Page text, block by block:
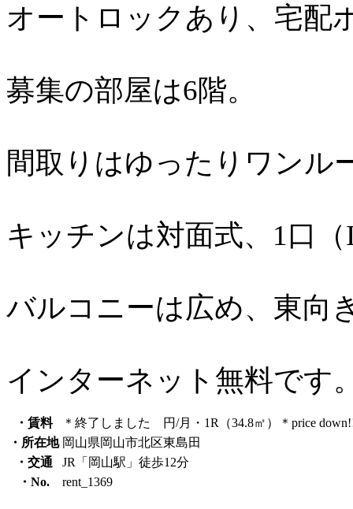
オートロックあり、宅配
募集の部屋は6階。
間取りはゆったりワンル
キッチンは対面式、1口
バルコニーは広め、東向
インターネット無料です
・賃料
＊終了しました 円/月・1R（34.8㎡）＊price
・所在地 岡山県岡山市北区東島田
・交通
JR「岡山駅」徒歩12分
・No.
rent_1369